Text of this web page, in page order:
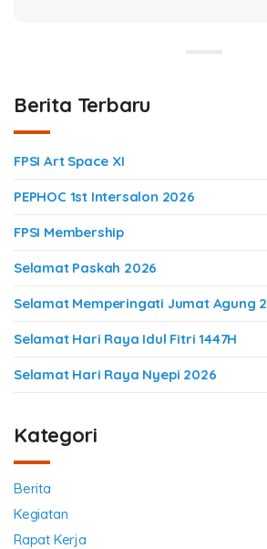
Berita Terbaru
FPSI Art Space XI
PEPHOC 1st Intersalon 2026
FPSI Membership
Selamat Paskah 2026
Selamat Memperingati Jumat Agung
Selamat Hari Raya Idul Fitri 1447H
Selamat Hari Raya Nyepi 2026
Kategori
Berita
Kegiatan
Rapat Kerja